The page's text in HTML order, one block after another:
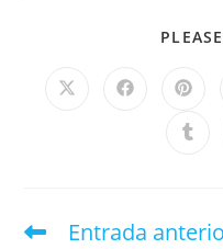
Entrada